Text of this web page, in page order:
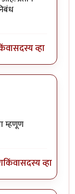
सदस्य व्हा
म्हणूण
किंवासदस्य व्हा